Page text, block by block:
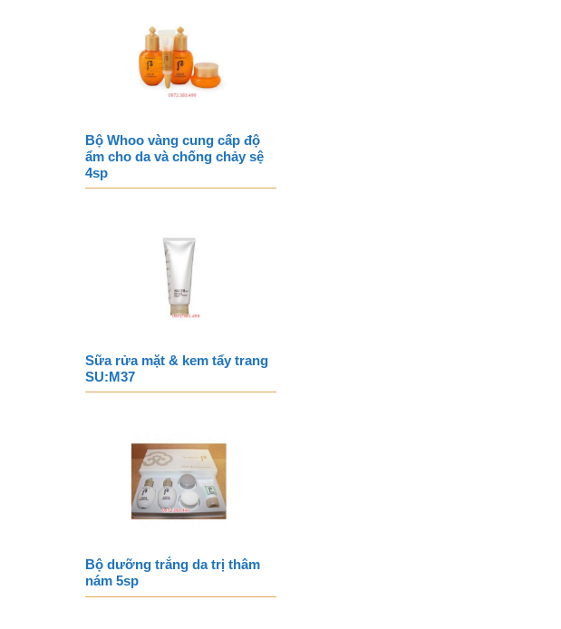
Bộ Whoo vàng cung cấp độ
ẩm cho da và chống chảy sệ
4sp
Sữa rửa mặt & kem tẩy trang
SU:M37
Bộ dưỡng trắng da trị thâm
nám 5sp